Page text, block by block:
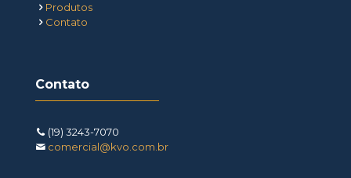
Produtos
Contato
Contato
(19) 3243-7070
comercial@kvo.com.br